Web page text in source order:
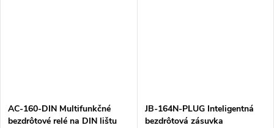
AC-160-DIN Multifunkčné
bezdrôtové relé na DIN lištu
JB-164N-PLUG Inteligentná
bezdrôtová zásuvka